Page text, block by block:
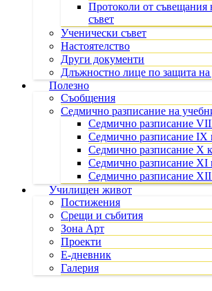
Протоколи от съвещания
съвет
Ученически съвет
Настоятелство
Други документи
Длъжностно лице по защита на
Полезно
Съобщения
Седмично разписание на
Седмично разписание
Седмично разписание IX
Седмично разписание X
Седмично разписание XI
Седмично разписание
Училищен живот
Постижения
Срещи и събития
Зона Арт
Проекти
Е-дневник
Галерия